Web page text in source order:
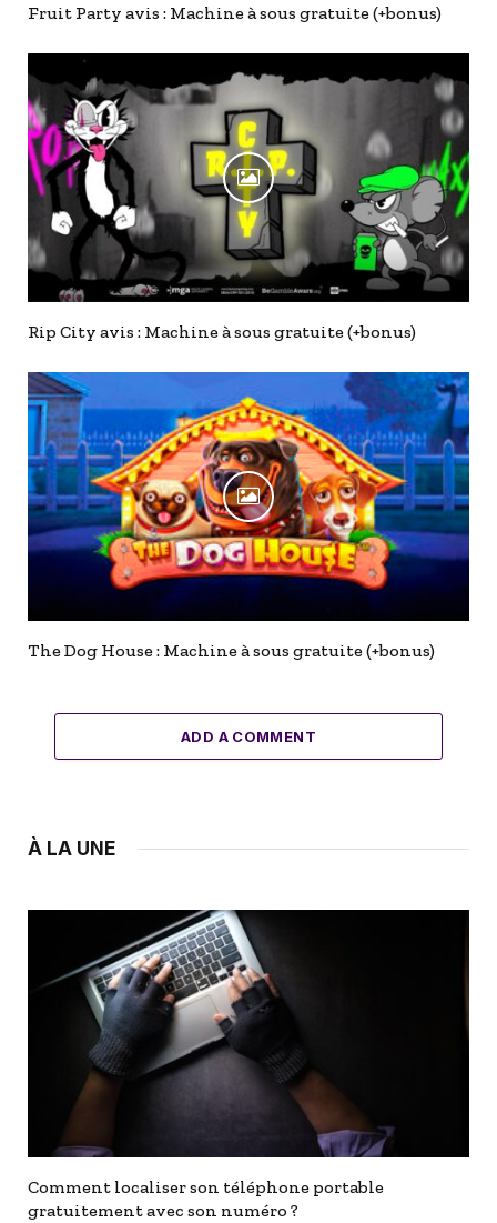
Fruit Party avis : Machine à sous gratuite (+bonus)
Rip City avis : Machine à sous gratuite (+bonus)
The Dog House : Machine à sous gratuite (+bonus)
ADD A COMMENT
À LA UNE
Comment localiser son téléphone portable
gratuitement avec son numéro ?